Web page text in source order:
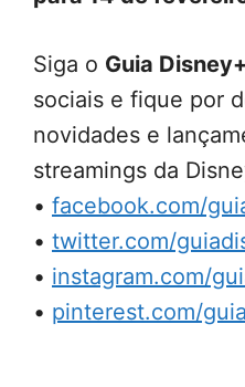
Siga o Guia
sociais e fique por
novidades e
streamings da
• facebook.com/
• twitter.com/
• instagram.com/
• pinterest.com/